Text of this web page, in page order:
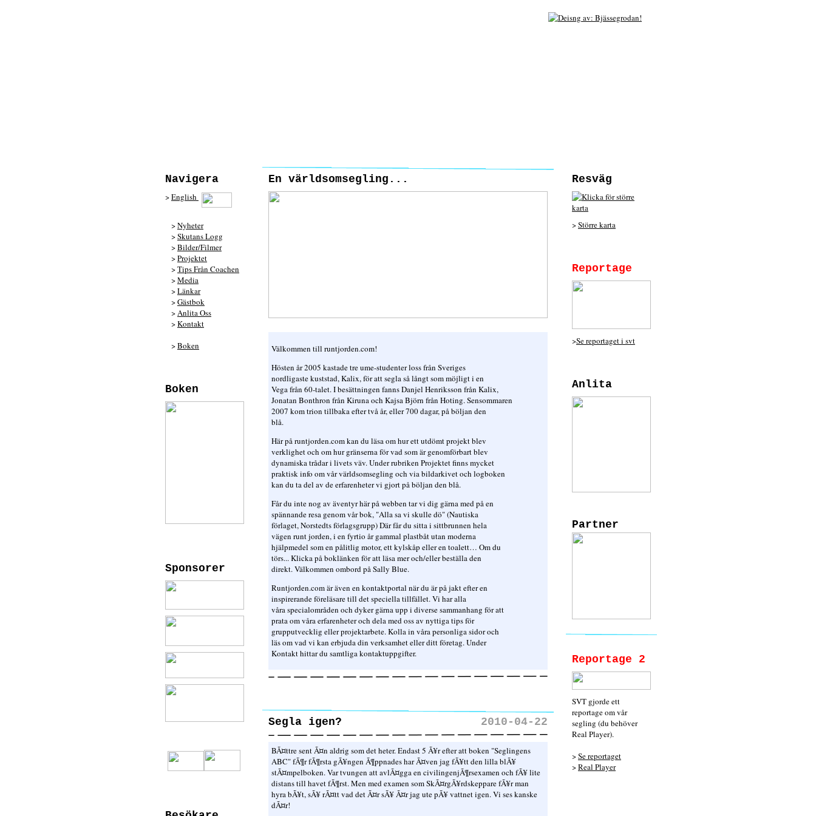
Navigera
>English
>Nyheter
>Skutans Logg
>Bilder/Filmer
>Projektet
>Tips Från Coachen
>Media
>Länkar
>Gästbok
>Anlita Oss
>Kontakt
>Boken
Boken
Sponsorer
En världsomsegling...
Välkommen till runtjorden.com!
Hösten år 2005 kastade tre ume-studenter loss från Sveriges
nordligaste kuststad, Kalix, för att segla så långt som möjligt i en
Vega från 60-talet. I besättningen fanns Danjel Henriksson från Kalix,
Jonatan Bonthron från Kiruna och Kajsa Björn från Hoting. Sensommaren
2007 kom trion tillbaka efter två år, eller 700 dagar, på böljan den
blå.
Här på runtjorden.com kan du läsa om hur ett utdömt projekt blev
verklighet och om hur gränserna för vad som är genomförbart blev
dynamiska trådar i livets väv. Under rubriken Projektet finns mycket
praktisk info om vår världsomsegling och via bildarkivet och logboken
kan du ta del av de erfarenheter vi gjort på böljan den blå.
Får du inte nog av äventyr här på webben tar vi dig gärna med på en
spännande resa genom vår bok, "Alla sa vi skulle dö" (Nautiska
förlaget, Norstedts förlagsgrupp) Där får du sitta i sittbrunnen hela
vägen runt jorden, i en fyrtio år gammal plastbåt utan moderna
hjälpmedel som en pålitlig motor, ett kylskåp eller en toalett… Om du
törs... Klicka på boklänken för att läsa mer och/eller beställa den
direkt. Välkommen ombord på Sally Blue.
Runtjorden.com är även en kontaktportal när du är på jakt efter en
inspirerande föreläsare till det speciella tillfället. Vi har alla
våra specialområden och dyker gärna upp i diverse sammanhang för att
prata om våra erfarenheter och dela med oss av nyttiga tips för
grupputvecklig eller projektarbete. Kolla in våra personliga sidor och
läs om vad vi kan erbjuda din verksamhet eller ditt företag. Under
Kontakt hittar du samtliga kontaktuppgifter.
Segla igen? 2010-04-22
BÃ¤ttre sent Ã¤n aldrig som det heter. Endast 5 Ã¥r efter att boken "Seglingens
ABC" fÃ¶r fÃ¶rsta gÃ¥ngen Ã¶ppnades har Ã¤ven jag fÃ¥tt den lilla blÃ¥
stÃ¤mpelboken. Var tvungen att avlÃ¤gga en civilingenjÃ¶rsexamen och fÃ¥ lite
distans till havet fÃ¶rst. Men med examen som SkÃ¤rgÃ¥rdskeppare fÃ¥r man
hyra bÃ¥t, sÃ¥ rÃ¤tt vad det Ã¤r sÃ¥ Ã¤r jag ute pÃ¥ vattnet igen. Vi ses kanske
dÃ¤r!
Resväg
>Större karta
Reportage
>Se reportaget i svt
Anlita
Partner
Reportage 2
SVT gjorde ett
reportage om vår
segling (du behöver
Real Player).
>Se reportaget
>Real Player